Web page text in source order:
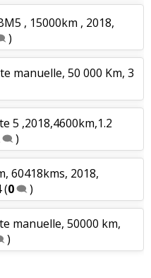
, 15000km , 2018,
)
manuelle, 50 000 Km, 3
5 ,2018,4600km,1.2
)
60418kms, 2018,
(0 )
manuelle, 50000 km,
)